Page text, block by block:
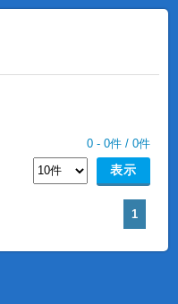
0- 0件 / 0件
1